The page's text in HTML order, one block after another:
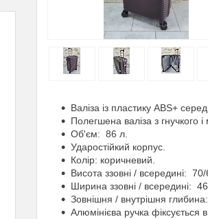
Валіза із пластику ABS+
Полегшена валіза з гнучкого і
Об'єм: 86 л.
Ударостійкий корпус.
Колір: коричневий.
Висота ззовні / всередині: 70/
Ширина ззовні / всередині:
Зовнішня / внутрішня
Алюмінієва ручка фіксується